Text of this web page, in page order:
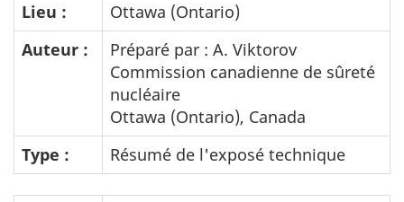
Lieu :
Ottawa (Ontario)
Auteur :
Préparé par : A. Viktorov
Commission canadienne de sûreté
nucléaire
Ottawa (Ontario), Canada
Type :
Résumé de l'exposé technique